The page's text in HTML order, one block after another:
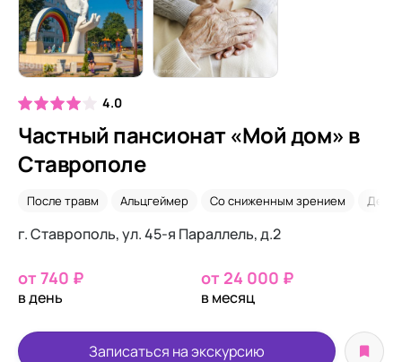
4.0
Частный пансионат «Мой дом» в
Ставрополе
После травм Альцгеймер Со сниженным зрением
г. Ставрополь, ул. 45-я Параллель, д.2
от 740 ₽
в день
от 24 000 ₽
в месяц
Записаться на экскурсию